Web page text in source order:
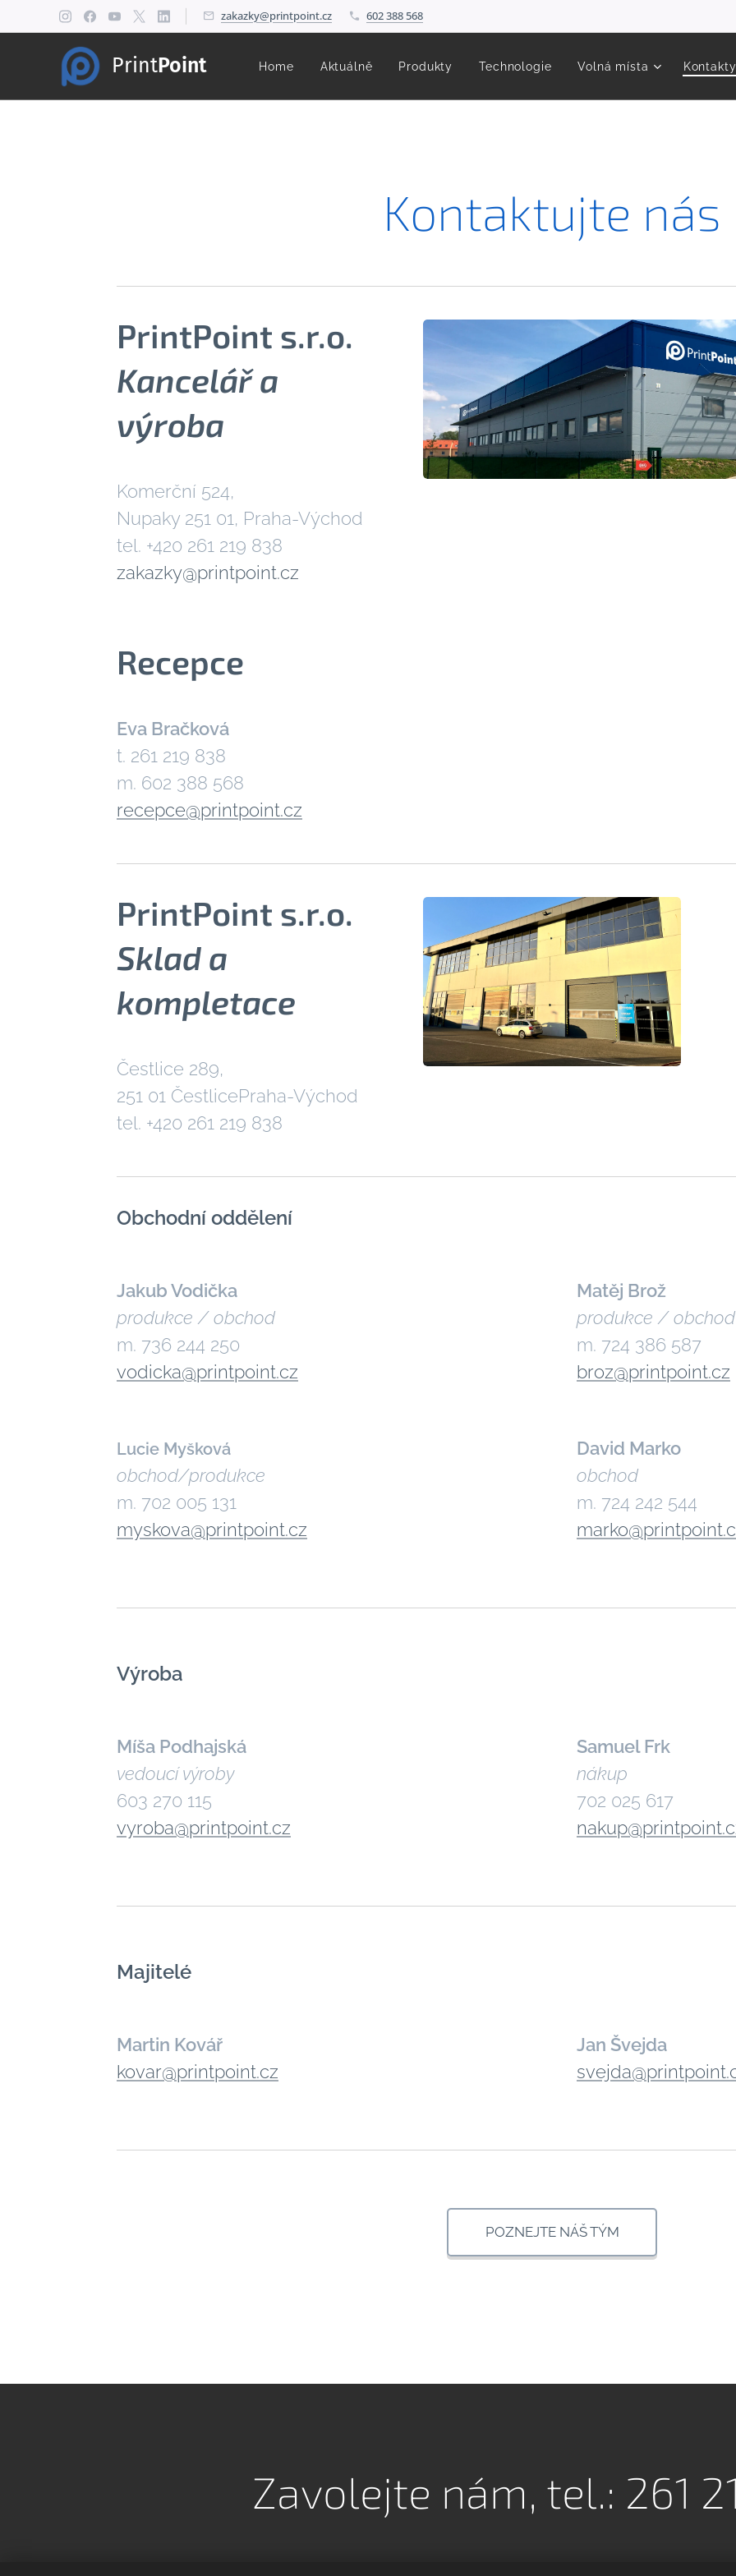
zakazky@printpoint.cz 602 388 568
PrintPoint Home Aktuálně Produkty Technologie Volná místa Kontakty
Kontaktujte nás
PrintPoint s.r.o.
Kancelář a
výroba
Komerční 524,
Nupaky 251 01, Praha-Východ
tel. +420 261 219 838
zakazky@printpoint.cz
Recepce
Eva Bračková
t. 261 219 838
m. 602 388 568
recepce@printpoint.cz
PrintPoint s.r.o.
Sklad a
kompletace
Čestlice 289,
251 01 ČestlicePraha-Východ
tel. +420 261 219 838
Obchodní oddělení
Jakub Vodička
produkce / obchod
m. 736 244 250
vodicka@printpoint.cz
Matěj Brož
produkce / obchod
m. 724 386 587
broz@printpoint.cz
Lucie Myšková
obchod/produkce
m. ‭702 005 131‬
myskova@printpoint.cz
David Marko
obchod
m. ‭724 242 544
Výroba
Míša Podhajská
vedoucí výroby
603 270 115
vyroba@printpoint.cz
Samuel Frk
nákup
702 025 617
Majitelé
Martin Kovář
kovar@printpoint.cz
Jan Švejda
POZNEJTE NÁŠ TÝM
Zavolejte nám, tel.: 261